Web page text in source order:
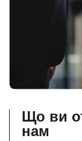
Що ви
нам